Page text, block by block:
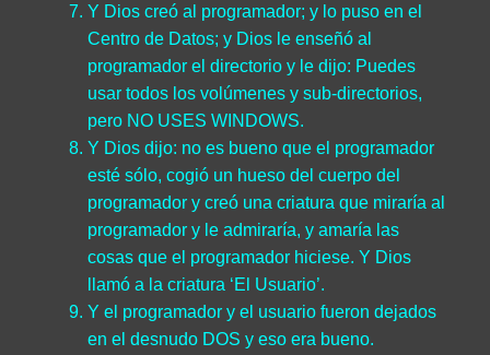
Y Dios creó al programador; y lo puso en el
Centro de Datos; y Dios le enseñó al
programador el directorio y le dijo: Puedes
usar todos los volúmenes y sub-directorios,
pero NO USES WINDOWS.
Y Dios dijo: no es bueno que el programador
esté sólo, cogió un hueso del cuerpo del
programador y creó una criatura que miraría al
programador y le admiraría, y amaría las
cosas que el programador hiciese. Y Dios
llamó a la criatura ‘El Usuario’.
Y el programador y el usuario fueron dejados
en el desnudo DOS y eso era bueno.